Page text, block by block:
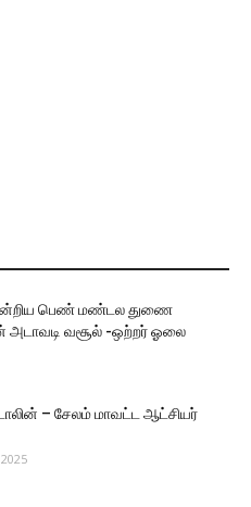
பெண் மண்டல துணை
அடாவடி வசூல் -ஒற்றர் ஓலை
– சேலம் மாவட்ட ஆட்சியர்